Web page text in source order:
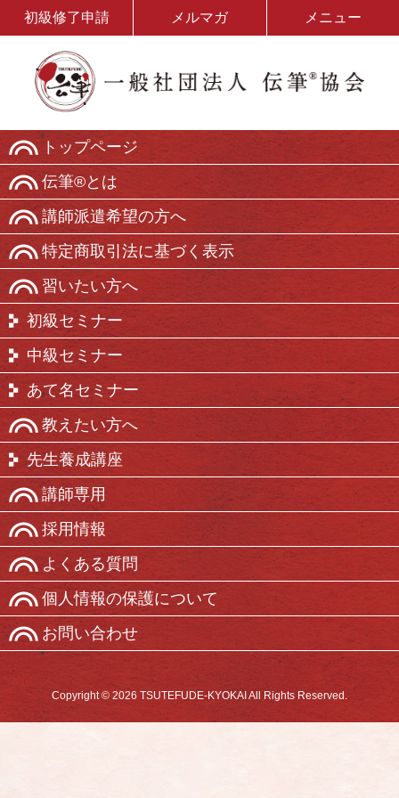
初級修了申請 メルマガ メニュー
トップページ
伝筆®とは
講師派遣希望の方へ
特定商取引法に基づく表示
習いたい方へ
初級セミナー
中級セミナー
あて名セミナー
教えたい方へ
先生養成講座
講師専用
採用情報
よくある質問
個人情報の保護について
お問い合わせ
Copyright © 2026 TSUTEFUDE-KYOKAI All Rights Reserved.